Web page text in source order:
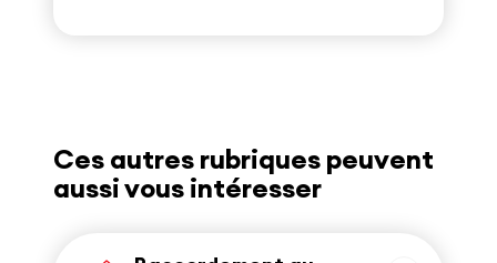
Ces autres rubriques peuvent
aussi vous intéresser